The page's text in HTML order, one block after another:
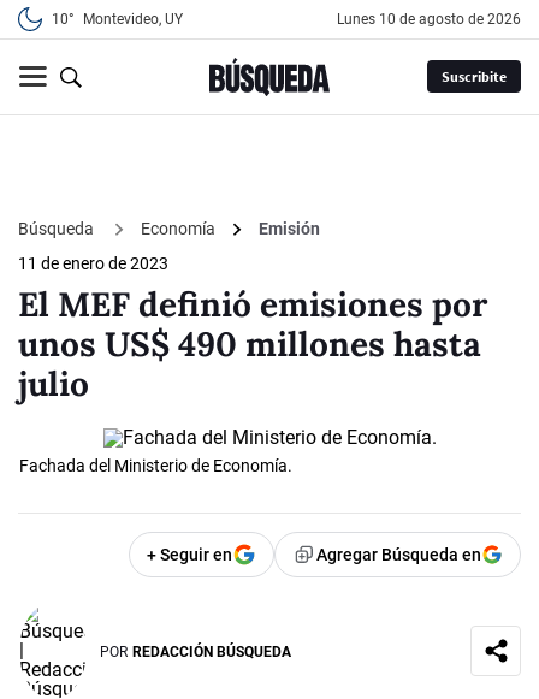
10° Montevideo, UY lunes 10 de agosto de 2026
Suscribite
Búsqueda Economía
Emisión
11 de enero de 2023
El MEF definió emisiones por
unos US$ 490 millones hasta
julio
Fachada del Ministerio de Economía.
+ Seguir en Agregar Búsqueda en
POR REDACCIÓN BÚSQUEDA